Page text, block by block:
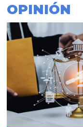
OPINIÓN